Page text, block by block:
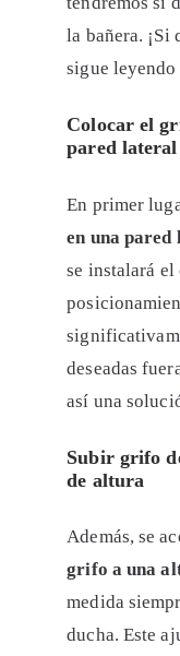
la bañera. ¡Si
sigue
Colocar el
pared lateral
En primer
en una pared
se instalará
deseadas
así una
Subir grifo
de altura
Además, se
grifo a una
medida
ducha. Este